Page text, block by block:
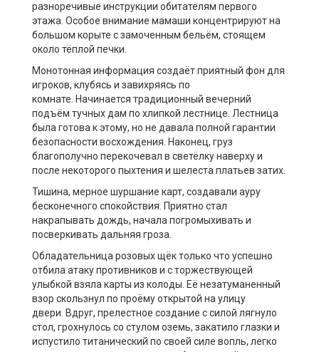
разноречивые инструкции обитателям первого
этажа. Особое внимание мамаши концентрируют на
большом корыте с замоченным бельём, стоящем
около тёплой печки.
Монотонная информация создаёт приятный фон для
игроков, клубясь и завихряясь по
комнате. Начинается традиционный вечерний
подъём тучных дам по хлипкой лестнице. Лестница
была готова к этому, но не давала полной гарантии
безопасности восхождения. Наконец, груз
благополучно перекочевал в светёлку наверху и
после некоторого пыхтения и шелеста платьев затих.
Тишина, мерное шуршание карт, создавали ауру
бесконечного спокойствия. Приятно стал
накрапывать дождь, начала погромыхивать и
посверкивать дальняя гроза.
Обладательница розовых щёк только что успешно
отбила атаку противников и с торжествующей
улыбкой взяла карты из колоды. Её незатуманенный
взор скользнул по проёму открытой на улицу
двери. Вдруг, прелестное создание с силой лягнуло
стол, грохнулось со стулом оземь, закатило глазки и
испустило титанический по своей силе вопль, легко